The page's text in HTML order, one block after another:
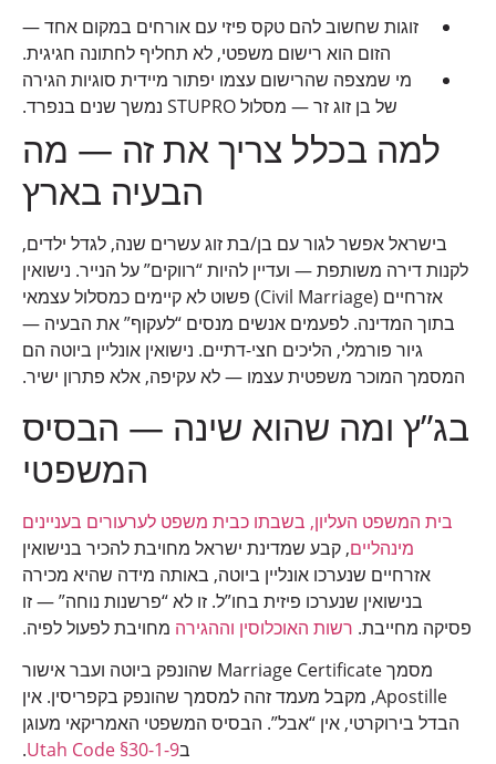
זוגות שחשוב להם טקס פיזי עם אורחים במקום אחד —
הזום הוא רישום משפטי, לא תחליף לחתונה חגיגית.
מי שמצפה שהרישום עצמו יפתור מיידית סוגיות הגירה
של בן זוג זר — מסלול STUPRO נמשך שנים בנפרד.
למה בכלל צריך את זה — מה
הבעיה בארץ
בישראל אפשר לגור עם בן/בת זוג עשרים שנה, לגדל ילדים,
לקנות דירה משותפת — ועדיין להיות “רווקים” על הנייר. נישואין
אזרחיים (Civil Marriage) פשוט לא קיימים כמסלול עצמאי
בתוך המדינה. לפעמים אנשים מנסים “לעקוף” את הבעיה —
גיור פורמלי, הליכים חצי-דתיים. נישואין אונליין ביוטה הם
המסמך המוכר משפטית עצמו — לא עקיפה, אלא פתרון ישיר.
בג”ץ ומה שהוא שינה — הבסיס
המשפטי
בית המשפט העליון, בשבתו כבית משפט לערעורים בעניינים
מינהליים, קבע שמדינת ישראל מחויבת להכיר בנישואין
אזרחיים שנערכו אונליין ביוטה, באותה מידה שהיא מכירה
בנישואין שנערכו פיזית בחו”ל. זו לא “פרשנות נוחה” — זו
פסיקה מחייבת. רשות האוכלוסין וההגירה מחויבת לפעול לפיה.
מסמך Marriage Certificate שהונפק ביוטה ועבר אישור
Apostille, מקבל מעמד זהה למסמך שהונפק בקפריסין. אין
הבדל בירוקרטי, אין “אבל”. הבסיס המשפטי האמריקאי מעוגן
בUtah Code §30-1-9
.